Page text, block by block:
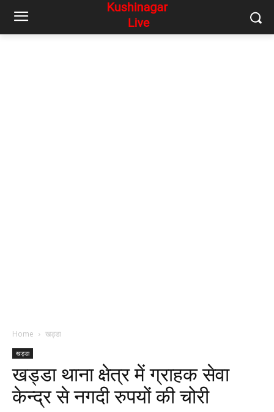
Home खड्डा
खड्डा
खड्डा थाना क्षेत्र में ग्राहक सेवा
केन्द्र से नगदी रुपयों की चोरी